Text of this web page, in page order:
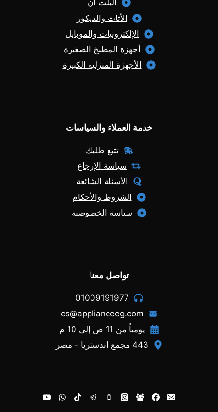
البلت ان
الأثاث والديكور
الإلكترونيات والموبايل
أجهزة المطبخ الصغيرة
الأجهزة المنزلية الكبيرة
خدمة العملاء والسياسات
تتبع طلبك
سياسة الإرجاع
الأسئلة الشائعة
الشروط والأحكام
سياسة الخصوصية
تواصل معنا
01009191977
cs@applianceeg.com
يومياً من 11 ص إلى 10 م
443 مجمع اندستريا - مصر